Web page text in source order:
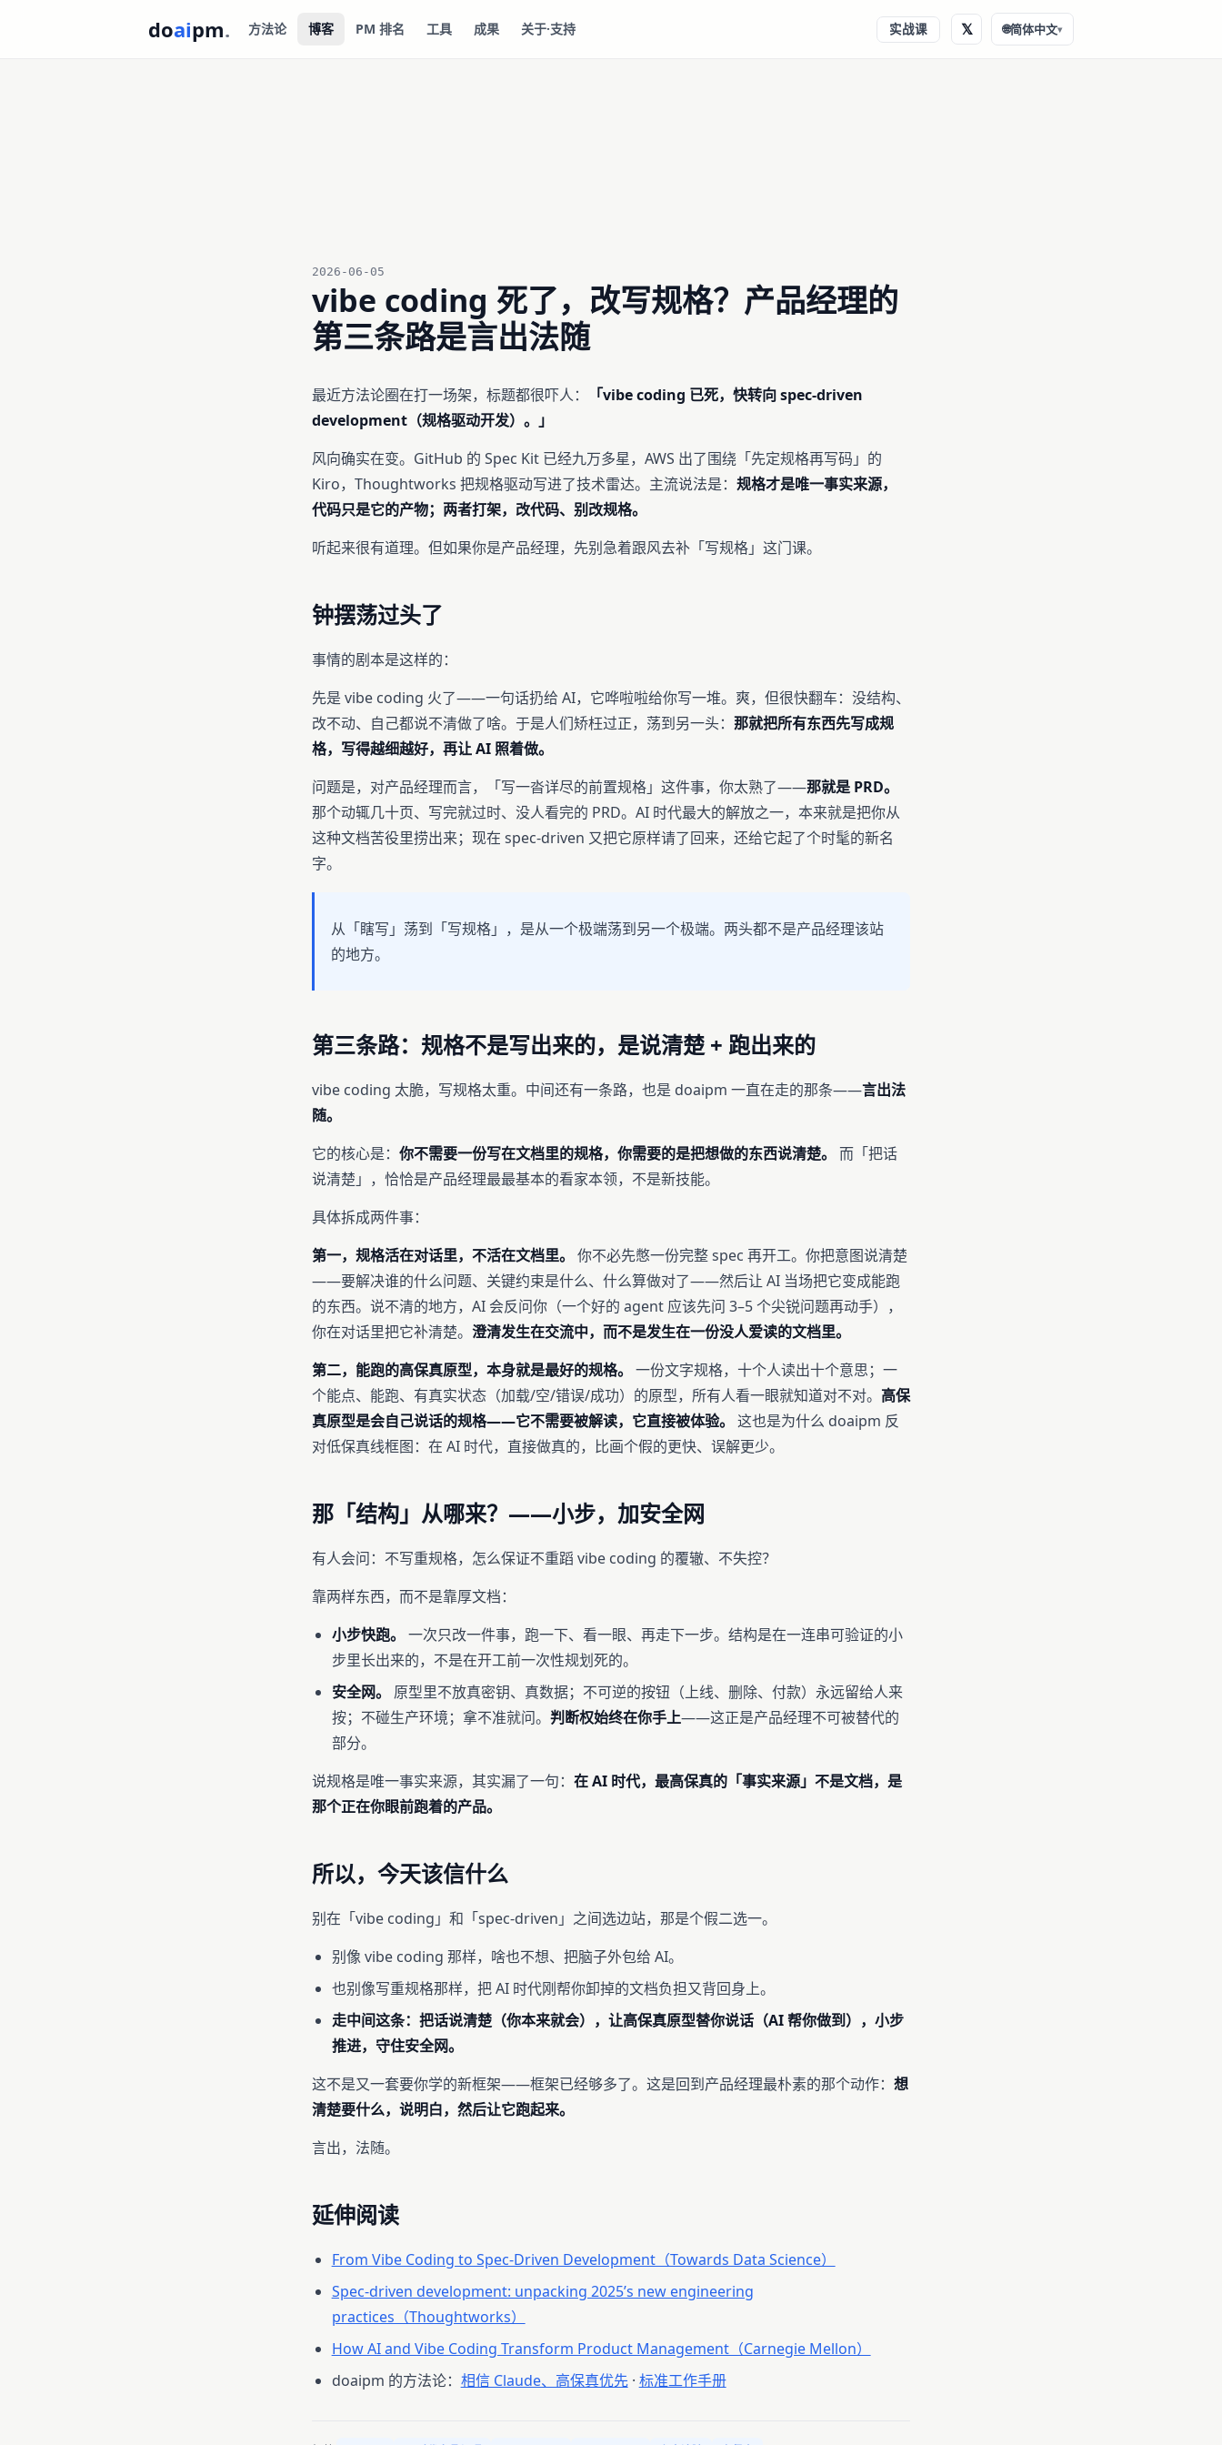
doaipm. 方法论 博客 PM 排名 工具 成果 关于·支持 实战课 𝕏 🌐简体中文▾
2026-06-05
vibe coding 死了，改写规格？产品经理的
第三条路是言出法随
最近方法论圈在打一场架，标题都很吓人：
「vibe coding 已死，快转向 spec-driven
development（规格驱动开发）。」
风向确实在变。GitHub 的 Spec Kit 已经九万多星，AWS 出了围绕「先定规格再写码」的
Kiro，Thoughtworks 把规格驱动写进了技术雷达。主流说法是： 规格才是唯一事实来源，
代码只是它的产物；两者打架，改代码、别改规格。
听起来很有道理。但如果你是产品经理，先别急着跟风去补「写规格」这门课。
钟摆荡过头了
事情的剧本是这样的：
先是 vibe coding 火了——一句话扔给 AI，它哗啦啦给你写一堆。爽，但很快翻车：没结构、
改不动、自己都说不清做了啥。于是人们矫枉过正，荡到另一头： 那就把所有东西先写成规
格，写得越细越好，再让 AI 照着做。
问题是，对产品经理而言，「写一沓详尽的前置规格」这件事，你太熟了——那就是 PRD。
那个动辄几十页、写完就过时、没人看完的 PRD。AI 时代最大的解放之一，本来就是把你从
这种文档苦役里捞出来；现在 spec-driven 又把它原样请了回来，还给它起了个时髦的新名
字。
从「瞎写」荡到「写规格」，是从一个极端荡到另一个极端。两头都不是产品经理该站
的地方。
第三条路：规格不是写出来的，是说清楚 + 跑出来的
vibe coding 太脆，写规格太重。中间还有一条路，也是 doaipm 一直在走的那条——言出法
随。
它的核心是： 你不需要一份写在文档里的规格，你需要的是把想做的东西说清楚。 而「把话
说清楚」，恰恰是产品经理最最基本的看家本领，不是新技能。
具体拆成两件事：
第一，规格活在对话里，不活在文档里。 你不必先憋一份完整 spec 再开工。你把意图说清楚
——要解决谁的什么问题、关键约束是什么、什么算做对了——然后让 AI 当场把它变成能跑
的东西。说不清的地方，AI 会反问你（一个好的 agent 应该先问 3–5 个尖锐问题再动手），
你在对话里把它补清楚。 澄清发生在交流中，而不是发生在一份没人爱读的文档里。
第二，能跑的高保真原型，本身就是最好的规格。 一份文字规格，十个人读出十个意思；一
个能点、能跑、有真实状态（加载/空/错误/成功）的原型，所有人看一眼就知道对不对。 高保
真原型是会自己说话的规格——它不需要被解读，它直接被体验。 这也是为什么 doaipm 反
对低保真线框图：在 AI 时代，直接做真的，比画个假的更快、误解更少。
那「结构」从哪来？——小步，加安全网
有人会问：不写重规格，怎么保证不重蹈 vibe coding 的覆辙、不失控？
靠两样东西，而不是靠厚文档：
小步快跑。 一次只改一件事，跑一下、看一眼、再走下一步。结构是在一连串可验证的小
步里长出来的，不是在开工前一次性规划死的。
安全网。
原型里不放真密钥、真数据；不可逆的按钮（上线、删除、付款）永远留给人来
按；不碰生产环境；拿不准就问。 判断权始终在你手上——这正是产品经理不可被替代的
部分。
说规格是唯一事实来源，其实漏了一句： 在 AI 时代，最高保真的「事实来源」不是文档，是
那个正在你眼前跑着的产品。
所以，今天该信什么
别在「vibe coding」和「spec-driven」之间选边站，那是个假二选一。
别像 vibe coding 那样，啥也不想、把脑子外包给 AI。
也别像写重规格那样，把 AI 时代刚帮你卸掉的文档负担又背回身上。
走中间这条：把话说清楚（你本来就会），让高保真原型替你说话（AI 帮你做到），小步
推进，守住安全网。
这不是又一套要你学的新框架——框架已经够多了。这是回到产品经理最朴素的那个动作： 想
清楚要什么，说明白，然后让它跑起来。
言出，法随。
延伸阅读
From Vibe Coding to Spec-Driven Development（Towards Data Science）
Spec-driven development: unpacking 2025’s new engineering
practices（Thoughtworks）
How AI and Vibe Coding Transform Product Management（Carnegie Mellon）
doaipm 的方法论： 相信 Claude、高保真优先· 标准工作手册